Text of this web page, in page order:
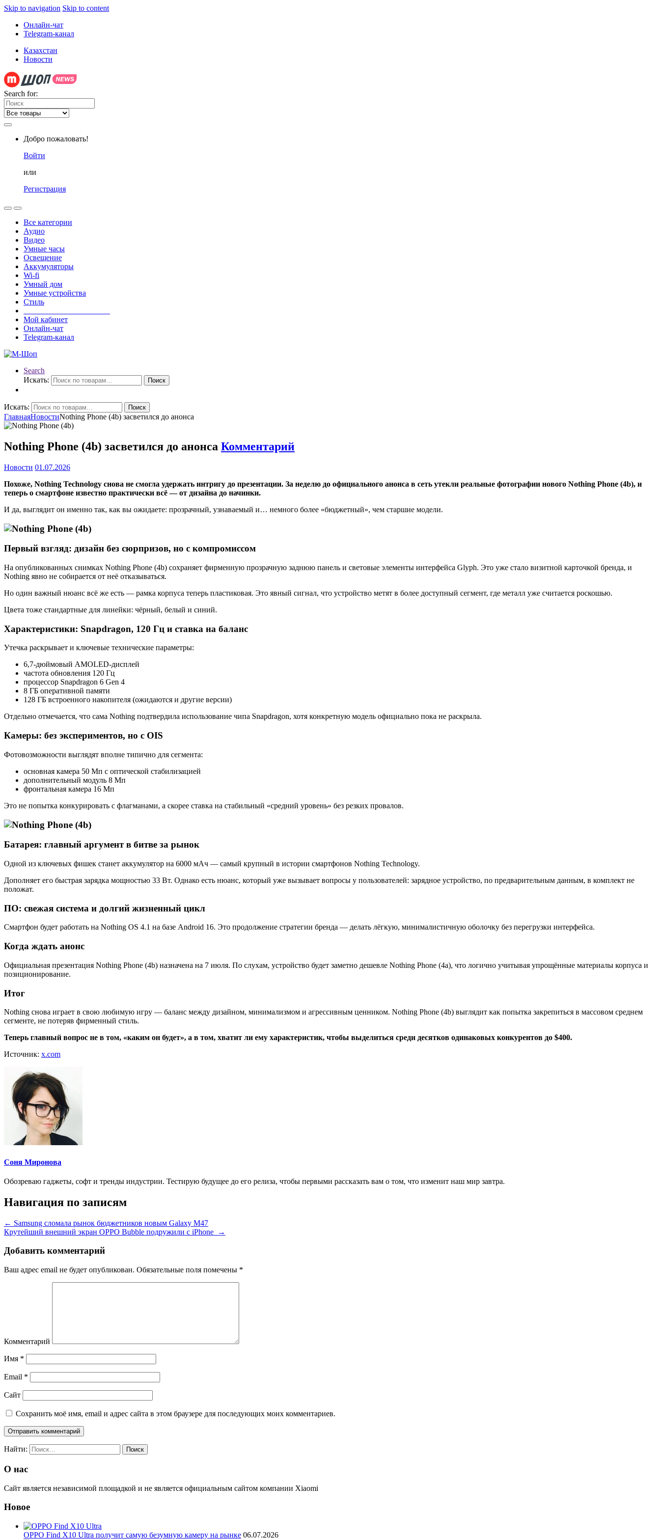
Skip to navigation Skip to content
Онлайн-чат
Telegram-канал
Казахстан
Новости
Search for:
Добро пожаловать!
Войти
или
Регистрация
Все категории
Аудио
Видео
Умные часы
Освещение
Аккумуляторы
Wi-fi
Умный дом
Умные устройства
Стиль
Мой кабинет
Онлайн-чат
Telegram-канал
Search
Искать:
Поиск
Искать: Поиск
ГлавнаяНовостиNothing Phone (4b) засветился до анонса
Nothing Phone (4b) засветился до анонса Комментарий
Новости 01.07.2026
Похоже, Nothing Technology снова не смогла удержать интригу до презентации. За неделю до официального анонса в сеть утекли реальные фотографии нового Nothing Phone (4b), и
теперь о смартфоне известно практически всё — от дизайна до начинки.
И да, выглядит он именно так, как вы ожидаете: прозрачный, узнаваемый и… немного более «бюджетный», чем старшие модели.
Первый взгляд: дизайн без сюрпризов, но с компромиссом
На опубликованных снимках Nothing Phone (4b) сохраняет фирменную прозрачную заднюю панель и световые элементы интерфейса Glyph. Это уже стало визитной карточкой бренда, и
Nothing явно не собирается от неё отказываться.
Но один важный нюанс всё же есть — рамка корпуса теперь пластиковая. Это явный сигнал, что устройство метят в более доступный сегмент, где металл уже считается роскошью.
Цвета тоже стандартные для линейки: чёрный, белый и синий.
Характеристики: Snapdragon, 120 Гц и ставка на баланс
Утечка раскрывает и ключевые технические параметры:
6,7-дюймовый AMOLED-дисплей
частота обновления 120 Гц
процессор Snapdragon 6 Gen 4
8 ГБ оперативной памяти
128 ГБ встроенного накопителя (ожидаются и другие версии)
Отдельно отмечается, что сама Nothing подтвердила использование чипа Snapdragon, хотя конкретную модель официально пока не раскрыла.
Камеры: без экспериментов, но с OIS
Фотовозможности выглядят вполне типично для сегмента:
основная камера 50 Мп с оптической стабилизацией
дополнительный модуль 8 Мп
фронтальная камера 16 Мп
Это не попытка конкурировать с флагманами, а скорее ставка на стабильный «средний уровень» без резких провалов.
Батарея: главный аргумент в битве за рынок
Одной из ключевых фишек станет аккумулятор на 6000 мАч — самый крупный в истории смартфонов Nothing Technology.
Дополняет его быстрая зарядка мощностью 33 Вт. Однако есть нюанс, который уже вызывает вопросы у пользователей: зарядное устройство, по предварительным данным, в комплект не
положат.
ПО: свежая система и долгий жизненный цикл
Смартфон будет работать на Nothing OS 4.1 на базе Android 16. Это продолжение стратегии бренда — делать лёгкую, минималистичную оболочку без перегрузки интерфейса.
Когда ждать анонс
Официальная презентация Nothing Phone (4b) назначена на 7 июля. По слухам, устройство будет заметно дешевле Nothing Phone (4a), что логично учитывая упрощённые материалы корпуса и
позиционирование.
Итог
Nothing снова играет в свою любимую игру — баланс между дизайном, минимализмом и агрессивным ценником. Nothing Phone (4b) выглядит как попытка закрепиться в массовом среднем
сегменте, не потеряв фирменный стиль.
Теперь главный вопрос не в том, «каким он будет», а в том, хватит ли ему характеристик, чтобы выделиться среди десятков одинаковых конкурентов до $400.
Источник: x.com
Соня Миронова
Обозреваю гаджеты, софт и тренды индустрии. Тестирую будущее до его релиза, чтобы первыми рассказать вам о том, что изменит наш мир завтра.
Навигация по записям
← Samsung сломала рынок бюджетников новым Galaxy M47
Крутейший внешний экран OPPO Bubble подружили с iPhone
→
Добавить комментарий
Ваш адрес email не будет опубликован. Обязательные поля помечены *
Комментарий
Имя *
Email *
Сайт
Сохранить моё имя, email и адрес сайта в этом браузере для последующих моих комментариев.
Найти:
О нас
Сайт является независимой площадкой и не является официальным сайтом компании Xiaomi
Новое
OPPO Find X10 Ultra получит самую безумную камеру на рынке 06.07.2026